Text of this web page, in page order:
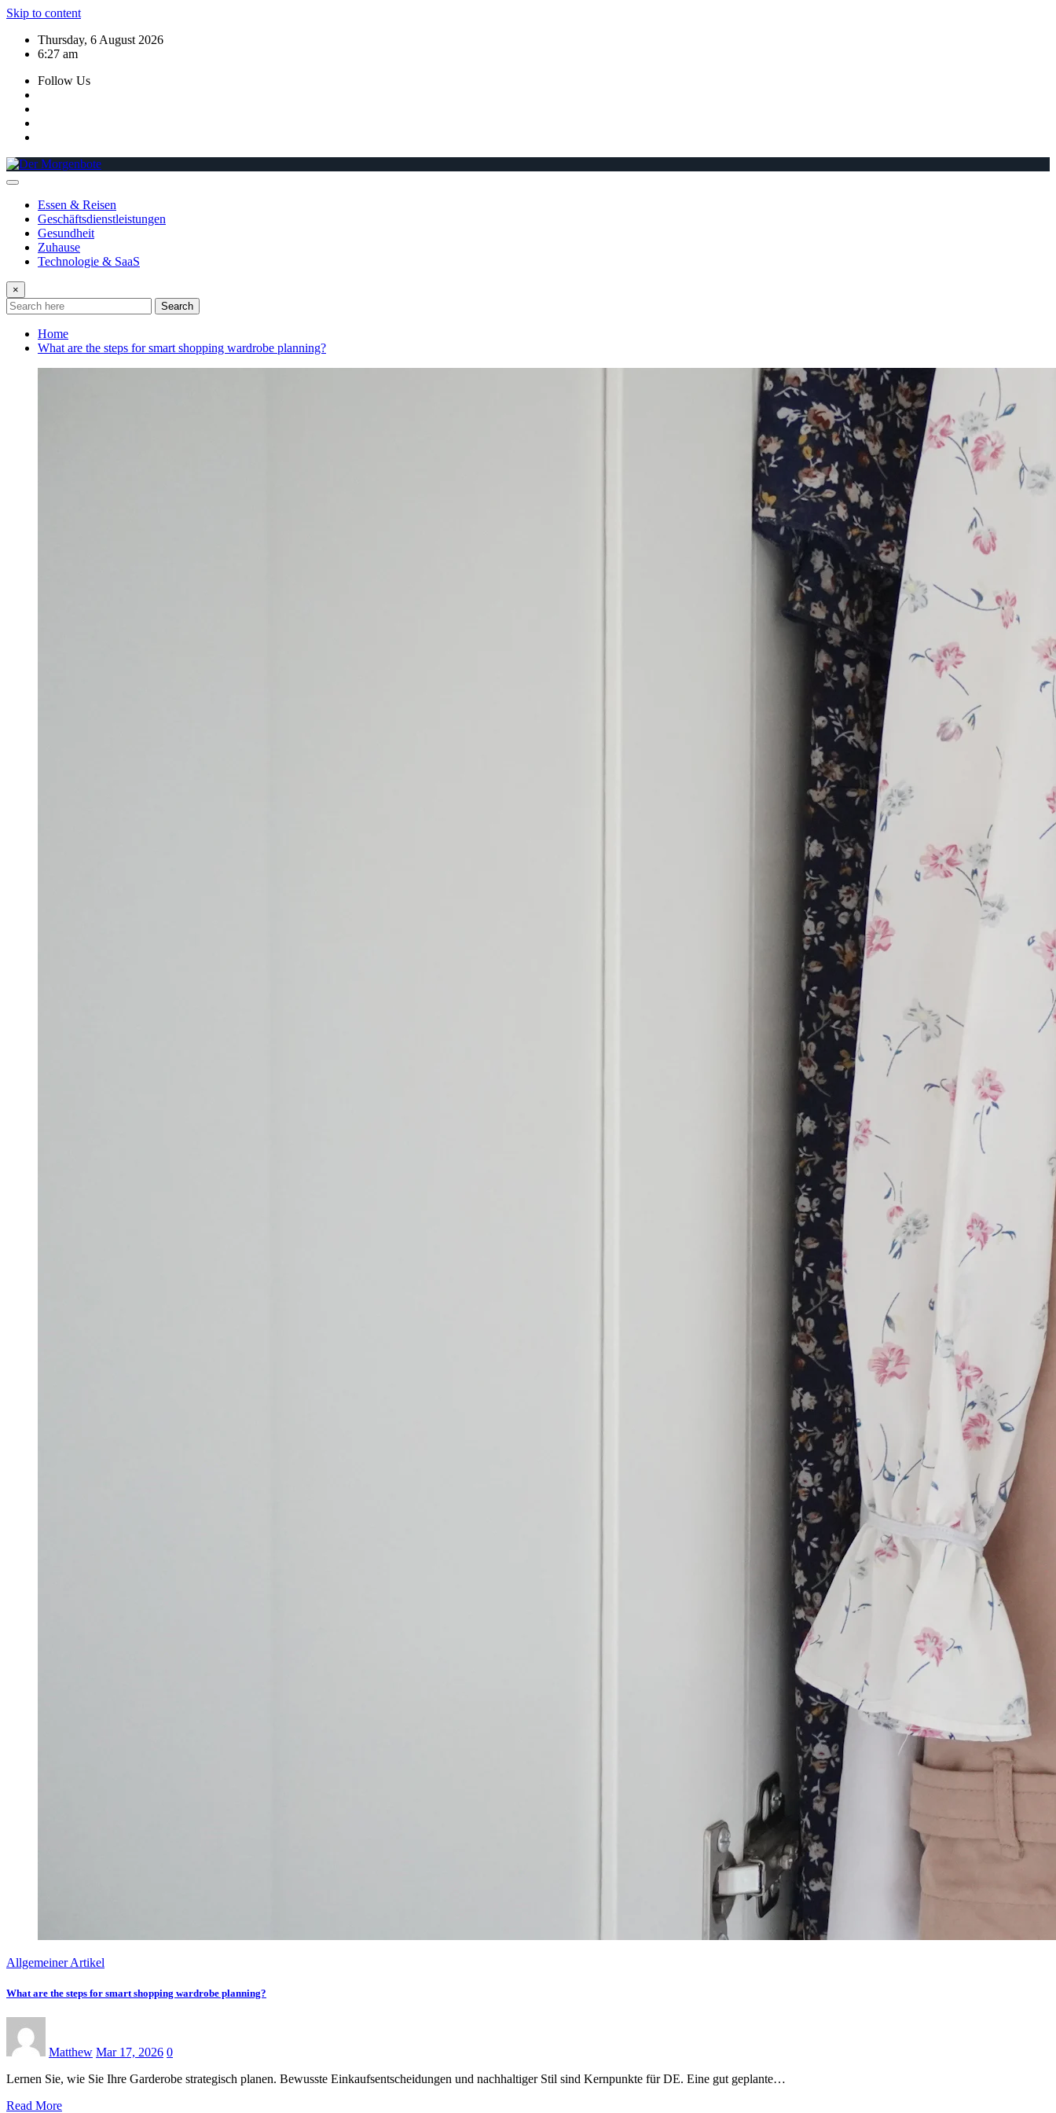
Skip to content
Thursday, 6 August 2026
6:27 am
Follow Us
Essen & Reisen
Geschäftsdienstleistungen
Gesundheit
Zuhause
Technologie & SaaS
×
Search
Home
What are the steps for smart shopping wardrobe planning?
Allgemeiner Artikel
What are the steps for smart shopping wardrobe planning?
Matthew Mar 17, 2026 0
Lernen Sie, wie Sie Ihre Garderobe strategisch planen. Bewusste Einkaufsentscheidungen und nachhaltiger Stil sind Kernpunkte für DE. Eine gut geplante…
Read More